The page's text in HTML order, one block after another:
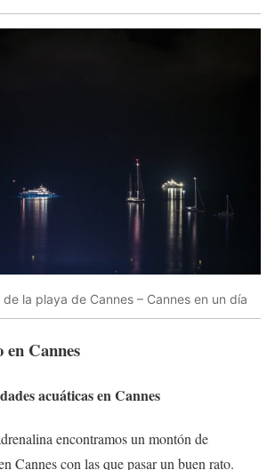
la playa de Cannes – Cannes en un día
Cannes
acuáticas en Cannes
encontramos un montón de
Cannes con las que pasar un buen rato.